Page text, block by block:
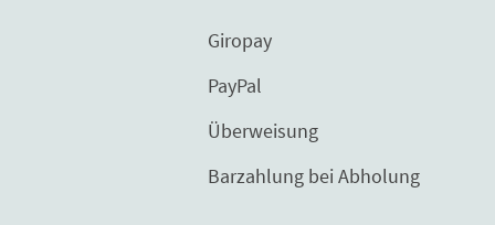
Giropay
PayPal
Überweisung
Barzahlung bei Abholung